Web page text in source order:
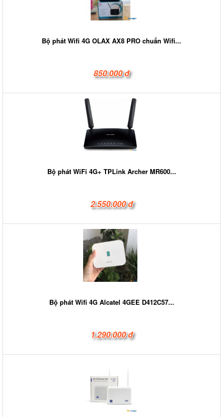
Bộ phát Wifi 4G OLAX AX8 PRO chuẩn Wifi...
850.000 đ
Bộ phát WiFi 4G+ TPLink Archer MR600...
2.550.000 đ
Bộ phát Wifi 4G Alcatel 4GEE D412C57...
1.290.000 đ